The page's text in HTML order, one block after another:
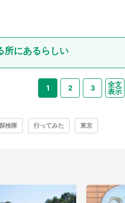
所にあるらしい
1 2 3
全文
表示
検隊 行ってみた 東京